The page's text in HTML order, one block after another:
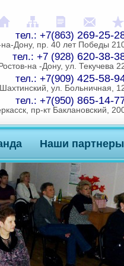
На главнуюКарта сайтаРаспечатать
тел.: +7(863) 269-25-
на-Дону, пр. 40 лет Победы
тел.: +7 (928) 620-38-
на -Дону, ул. Текучева
тел.: +7(909) 425-58-
ул. Больничная,
тел.: +7(950) 865-14-
пр-кт Баклановский,
Наши партнеры